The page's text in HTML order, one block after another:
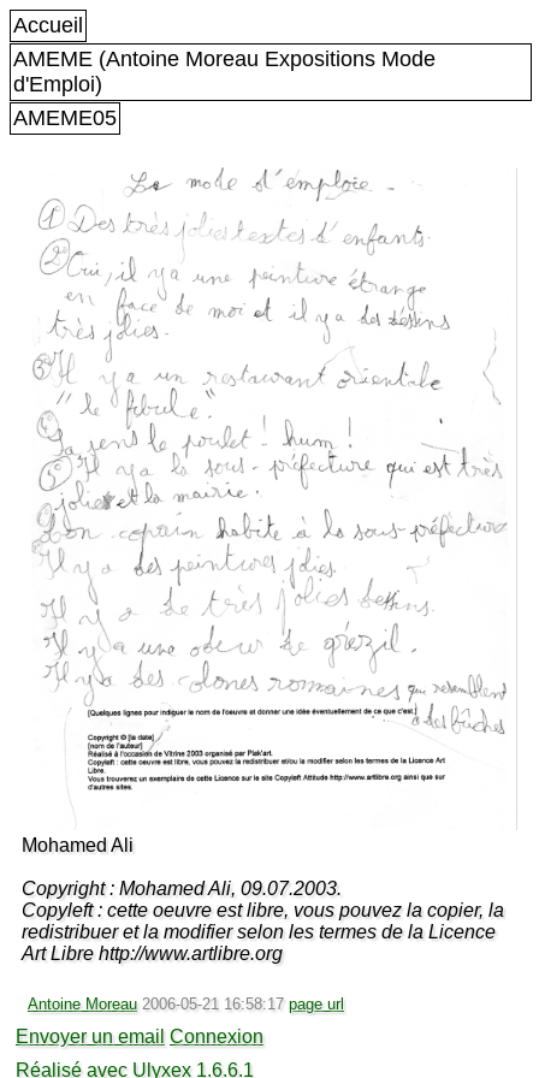
Accueil
AMEME (Antoine Moreau Expositions Mode
d'Emploi)
AMEME05
Mohamed Ali
Copyright : Mohamed Ali, 09.07.2003.
Copyleft : cette oeuvre est libre, vous pouvez la copier, la
redistribuer et la modifier selon les termes de la Licence
Art Libre http://www.artlibre.org
Antoine Moreau 2006-05-21 16:58:17 page url
Envoyer un email Connexion
Réalisé avec Ulyxex 1.6.6.1